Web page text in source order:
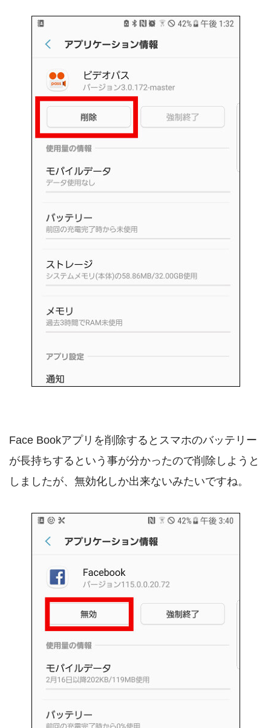
Face Bookアプリを削除するとスマホのバッテリー
が長持ちするという事が分かったので削除しようと
しましたが、無効化しか出来ないみたいですね。